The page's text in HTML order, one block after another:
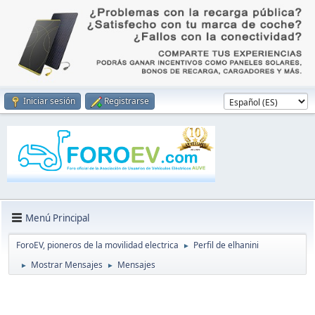
Iniciar sesión Registrarse
Menú Principal
ForoEV, pioneros de la movilidad electrica ► Perfil de elhanini
► Mostrar Mensajes ► Mensajes